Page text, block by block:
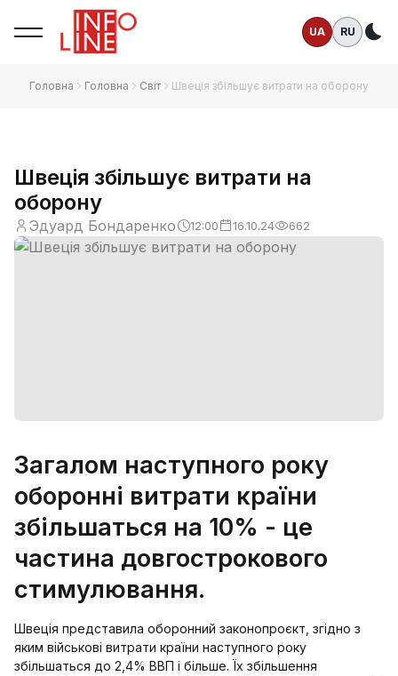
UA RU
Головна Головна Світ Швеція збільшує витрати на оборону
Швеція збільшує витрати на
оборону
Эдуард Бондаренко 12:00 16.10.24 662
Загалом наступного року
оборонні витрати країни
збільшаться на 10% - це
частина довгострокового
стимулювання.
Швеція представила оборонний законопроєкт, згідно з
яким військові витрати країни наступного року
збільшаться до 2,4% ВВП і більше. Їх збільшення